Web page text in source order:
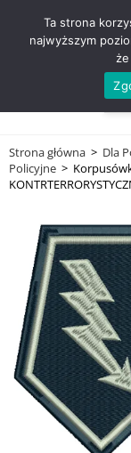
Strona główna > Dla
Policyjne >
Ta strona
najwyższym